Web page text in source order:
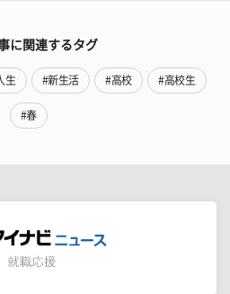
に関連するタグ
生 #新生活 #高校 #高校生
#春